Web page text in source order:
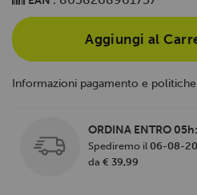
Aggiungi al
Informazioni pagamento e
ORDINA ENTRO
Spediremo il 06-08-
da € 39,99